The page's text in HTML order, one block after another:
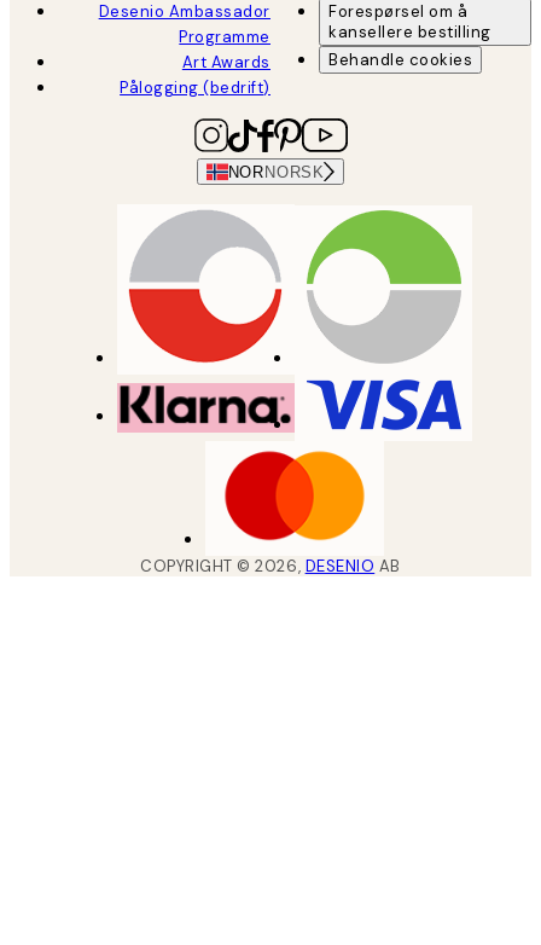
Desenio Ambassador
Programme
Art Awards
Pålogging (bedrift)
Forespørsel om å
kansellere bestilling
Behandle cookies
NOR NORSK
COPYRIGHT ©2026, DESENIO AB